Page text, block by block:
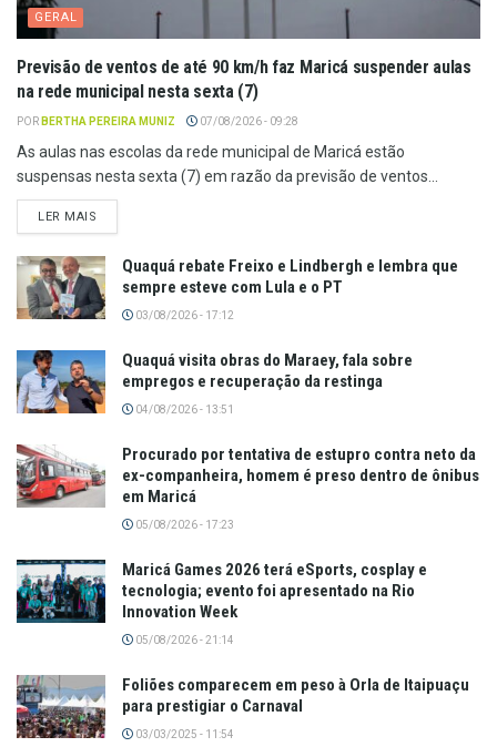
GERAL
Previsão de ventos de até 90 km/h faz Maricá suspender aulas
na rede municipal nesta sexta (7)
POR BERTHA PEREIRA MUNIZ 07/08/2026 - 09:28
As aulas nas escolas da rede municipal de Maricá estão
suspensas nesta sexta (7) em razão da previsão de ventos...
LER MAIS
Quaquá rebate Freixo e Lindbergh e lembra que
sempre esteve com Lula e o PT
03/08/2026 - 17:12
Quaquá visita obras do Maraey, fala sobre
empregos e recuperação da restinga
04/08/2026 - 13:51
Procurado por tentativa de estupro contra neto da
ex-companheira, homem é preso dentro de ônibus
em Maricá
05/08/2026 - 17:23
Maricá Games 2026 terá eSports, cosplay e
tecnologia; evento foi apresentado na Rio
Innovation Week
05/08/2026 - 21:14
Foliões comparecem em peso à Orla de Itaipuaçu
para prestigiar o Carnaval
03/03/2025 - 11:54